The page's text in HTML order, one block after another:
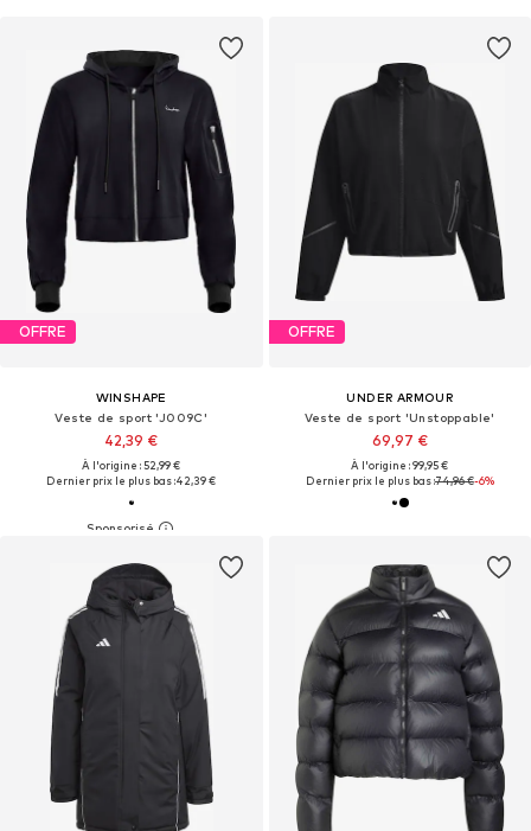
OFFRE
WINSHAPE
Veste de sport 'J009C'
42,39 €
À l'origine : 52,99 €
Dernier prix le plus bas :42,39 €
OFFRE
UNDER ARMOUR
Veste de sport 'Unstoppable'
69,97 €
À l'origine : 99,95 €
Dernier prix le plus bas :74,96 €-6%